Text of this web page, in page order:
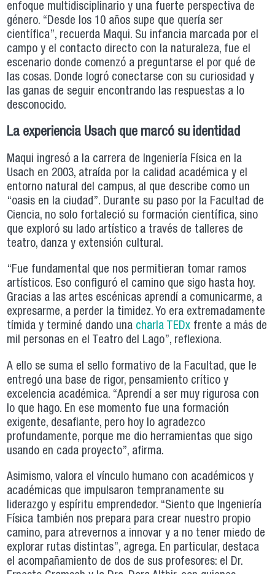
enfoque multidisciplinario y una fuerte perspectiva de
género. “Desde los 10 años supe que quería ser
científica”, recuerda Maqui. Su infancia marcada por el
campo y el contacto directo con la naturaleza, fue el
escenario donde comenzó a preguntarse el por qué de
las cosas. Donde logró conectarse con su curiosidad y
las ganas de seguir encontrando las respuestas a lo
desconocido.
La experiencia Usach que marcó su identidad
Maqui ingresó a la carrera de Ingeniería Física en la
Usach en 2003, atraída por la calidad académica y el
entorno natural del campus, al que describe como un
“oasis en la ciudad”. Durante su paso por la Facultad de
Ciencia, no solo fortaleció su formación científica, sino
que exploró su lado artístico a través de talleres de
teatro, danza y extensión cultural.
“Fue fundamental que nos permitieran tomar ramos
artísticos. Eso configuró el camino que sigo hasta hoy.
Gracias a las artes escénicas aprendí a comunicarme, a
expresarme, a perder la timidez. Yo era extremadamente
tímida y terminé dando una charla TEDx frente a más de
mil personas en el Teatro del Lago”, reflexiona.
A ello se suma el sello formativo de la Facultad, que le
entregó una base de rigor, pensamiento crítico y
excelencia académica. “Aprendí a ser muy rigurosa con
lo que hago. En ese momento fue una formación
exigente, desafiante, pero hoy lo agradezco
profundamente, porque me dio herramientas que sigo
usando en cada proyecto”, afirma.
Asimismo, valora el vínculo humano con académicos y
académicas que impulsaron tempranamente su
liderazgo y espíritu emprendedor. “Siento que Ingeniería
Física también nos prepara para crear nuestro propio
camino, para atrevernos a innovar y a no tener miedo de
explorar rutas distintas”, agrega. En particular, destaca
el acompañamiento de dos de sus profesores: el Dr.